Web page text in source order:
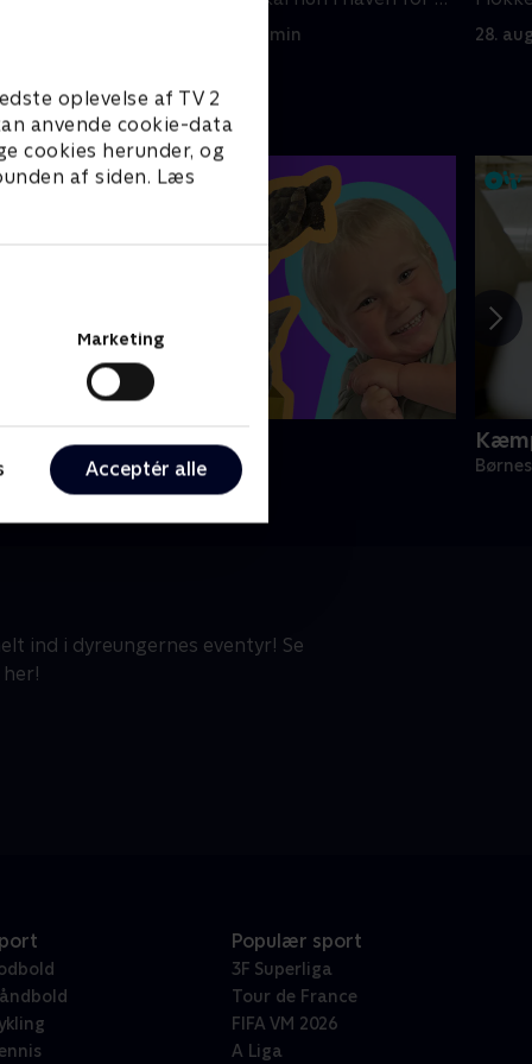
oplevelse af TV 2
anvende cookie-data
cookies herunder, og
af siden. Læs
Marketing
Acceptér alle
28. august 2021 • 4 min
Er en
28.
Mini Oiii
• 1 sæsoner
ind i dyreungernes eventyr! Se
Populær sport
3F Superliga
Tour de France
FIFA VM 2026
A Liga